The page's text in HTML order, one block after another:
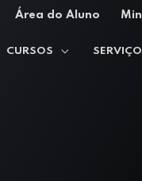
Área do Aluno
CURSOS